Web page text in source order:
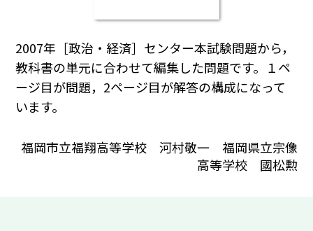
2007年［政治・経済］センター本試験問題から，
教科書の単元に合わせて編集した問題です。１ペ
ージ目が問題，2ページ目が解答の構成になって
います。
福岡市立福翔高等学校 河村敬一 福岡県立宗像
高等学校 國松勲